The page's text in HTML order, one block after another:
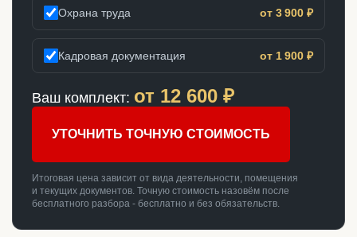
Охрана труда от 3 900 ₽
Кадровая документация от 1 900 ₽
Ваш комплект: от 12 600 ₽
УТОЧНИТЬ ТОЧНУЮ СТОИМОСТЬ
Итоговая цена зависит от вида деятельности, помещения
и текущих документов. Точную стоимость назовём после
бесплатного разбора - бесплатно и без обязательств.